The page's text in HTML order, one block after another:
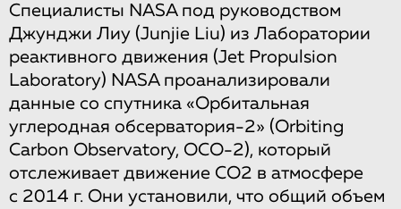
Специалисты NASA под руководством
Джунджи Лиу (Junjie Liu) из Лаборатории
реактивного движения (Jet Propulsion
Laboratory) NASA проанализировали
данные со спутника «Орбитальная
углеродная обсерватория-2» (Orbiting
Carbon Observatory, OCO-2), который
отслеживает движение СО2 в атмосфере
с 2014 г. Они установили, что общий объем